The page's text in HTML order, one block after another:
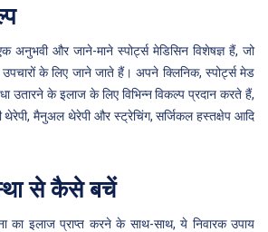
अनुभवी और जाने-माने स्पोर्ट्स मेडिसिन विशेषज्ञ हैं, जो
के लिए जाने जाते हैं। अपने क्लिनिक, स्पोर्ट्स मेड
उतारने के इलाज के लिए विभिन्न विकल्प प्रदान करते हैं,
थेरेपी, मैनुअल थेरेपी और स्ट्रेचिंग, सर्जिकल हस्तक्षेप आदि
से कैसे बचें
का इलाज प्राप्त करने के साथ-साथ, ये निवारक उपाय